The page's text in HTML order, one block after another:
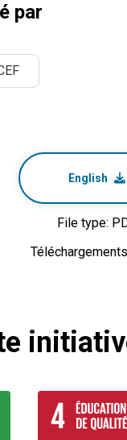
par
English
File type: